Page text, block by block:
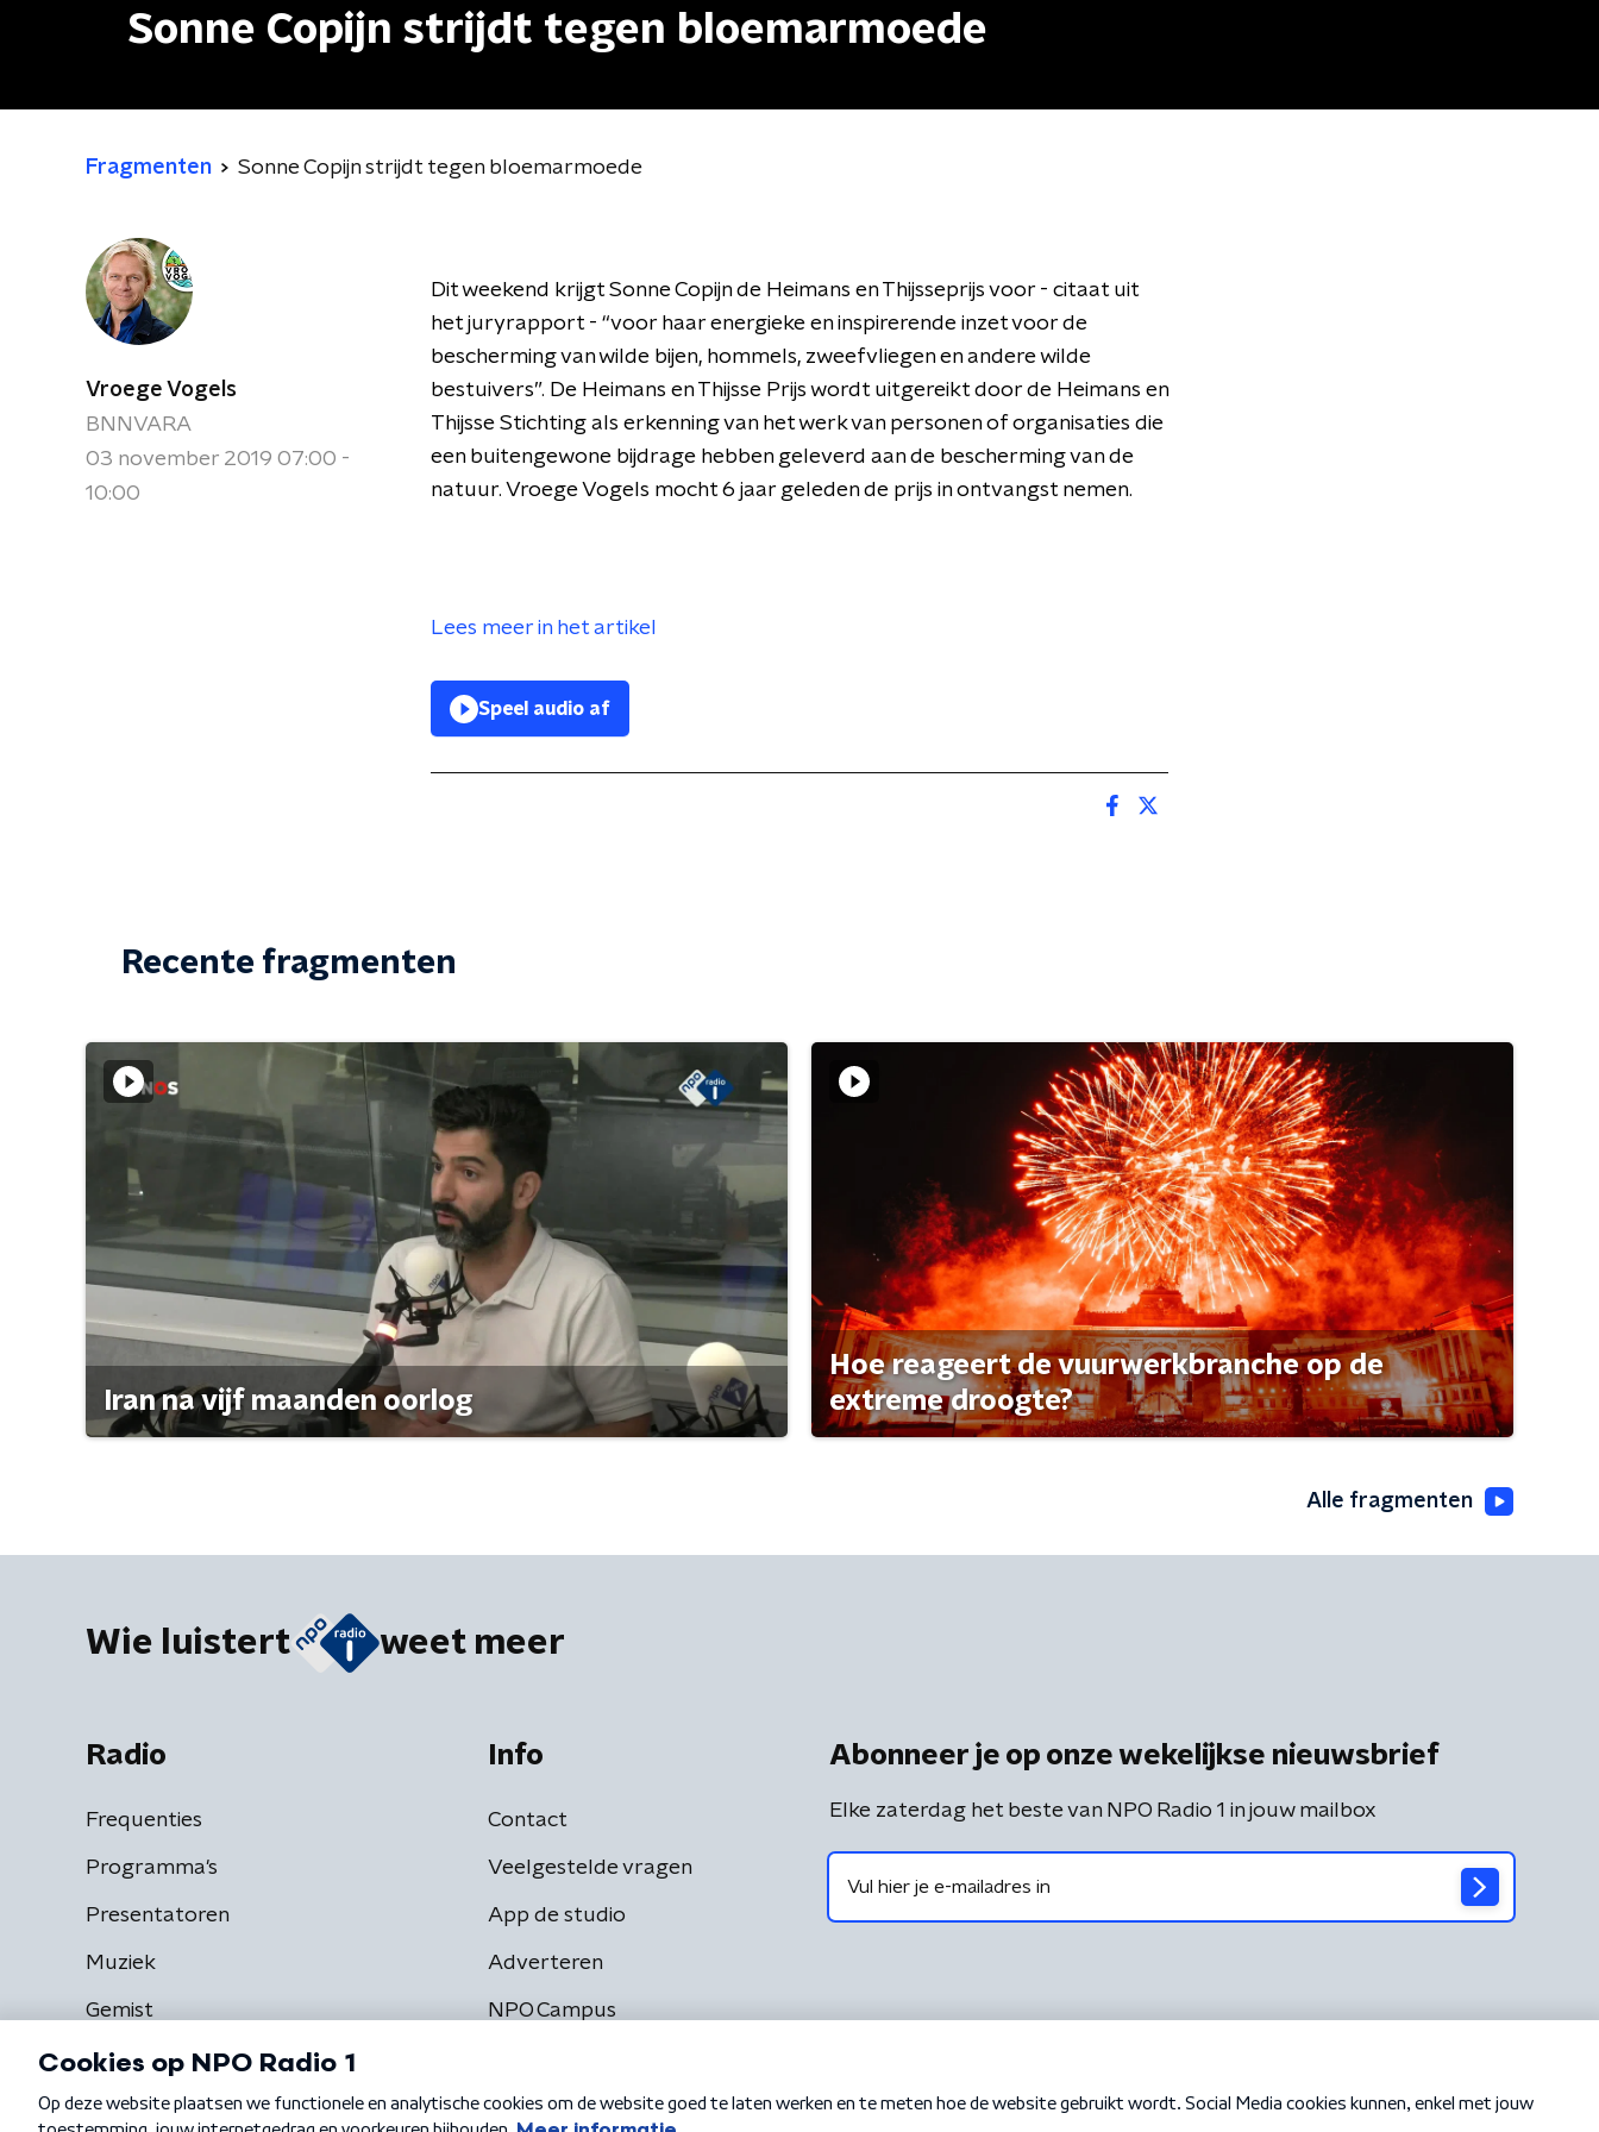
Sonne Copijn strijdt tegen bloemarmoede
Fragmenten Sonne Copijn strijdt tegen bloemarmoede
Vroege Vogels
BNNVARA
03 november 2019 07:00 -
10:00
Dit weekend krijgt Sonne Copijn de Heimans en Thijsseprijs voor - citaat uit
het juryrapport - “voor haar energieke en inspirerende inzet voor de
bescherming van wilde bijen, hommels, zweefvliegen en andere wilde
bestuivers”. De Heimans en Thijsse Prijs wordt uitgereikt door de Heimans en
Thijsse Stichting als erkenning van het werk van personen of organisaties die
een buitengewone bijdrage hebben geleverd aan de bescherming van de
natuur. Vroege Vogels mocht 6 jaar geleden de prijs in ontvangst nemen.
Lees meer in het artikel
Speel audio af
Recente fragmenten
Iran na vijf maanden oorlog
Hoe reageert de vuurwerkbranche op de
extreme droogte?
Alle fragmenten
Wie luistert weet meer
Radio
Frequenties
Programma's
Presentatoren
Muziek
Gemist
Info
Contact
Veelgestelde vragen
App de studio
Adverteren
NPO Campus
Abonneer je op onze wekelijkse nieuwsbrief
Elke zaterdag het beste van NPO Radio 1 in jouw mailbox